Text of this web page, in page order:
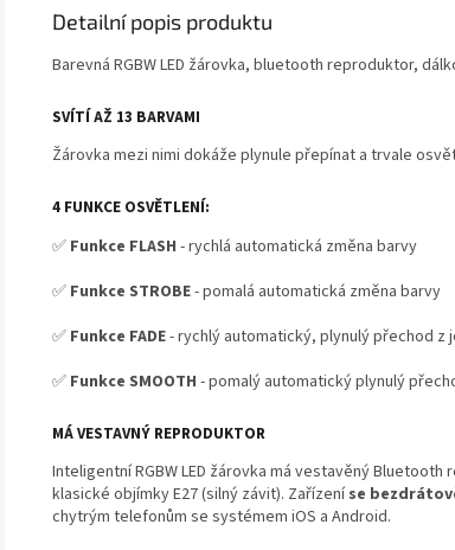
Detailní popis produktu
Barevná RGBW LED žárovka, bluetooth reproduktor,
SVÍTÍ AŽ 13 BARVAMI
Žárovka mezi nimi dokáže plynule přepínat a trvale
4 FUNKCE OSVĚTLENÍ:
✅ Funkce FLASH - rychlá automatická změna barvy
✅ Funkce STROBE- pomalá automatická změna barvy
✅ Funkce FADE- rychlý automatický, plynulý přechod z
✅ Funkce SMOOTH - pomalý automatický plynulý
MÁ VESTAVNÝ REPRODUKTOR
Inteligentní RGBW LED žárovka má vestavěný
klasické objímky E27 (silný závit). Zařízeníse
chytrým telefonům se systémem iOS a Android.